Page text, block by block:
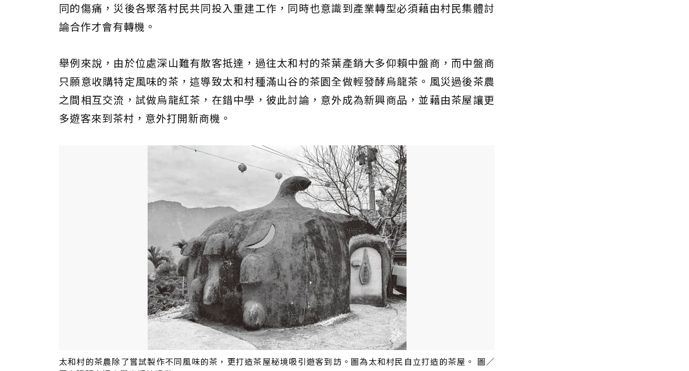
同的傷痛，災後各聚落村民共同投入重建工作，同時也意識到產業轉型必須藉由村民集體討
論合作才會有轉機。
舉例來說，由於位處深山難有散客抵達，過往太和村的茶葉產銷大多仰賴中盤商，而中盤商
只願意收購特定風味的茶，這導致太和村種滿山谷的茶園全做輕發酵烏龍茶。風災過後茶農
之間相互交流，試做烏龍紅茶，在錯中學，彼此討論，意外成為新興商品，並藉由茶屋讓更
多遊客來到茶村，意外打開新商機。
太和村的茶農除了嘗試製作不同風味的茶，更打造茶屋秘境吸引遊客到訪。圖為太和村民自立打造的茶屋。 圖／